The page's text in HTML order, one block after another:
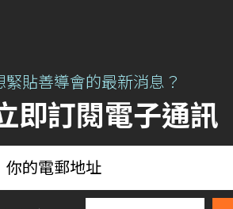
緊貼善導會的最新消息？
即訂閱電子通訊